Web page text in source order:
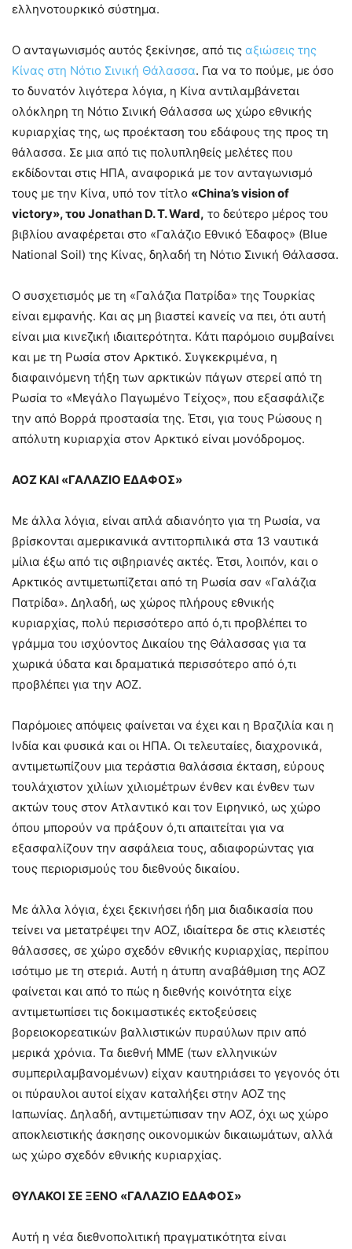
ελληνοτουρκικό σύστημα.
Ο ανταγωνισμός αυτός ξεκίνησε, από τις αξιώσεις της
Κίνας στη Νότιο Σινική Θάλασσα. Για να το πούμε, με όσο
το δυνατόν λιγότερα λόγια, η Κίνα αντιλαμβάνεται
ολόκληρη τη Νότιο Σινική Θάλασσα ως χώρο εθνικής
κυριαρχίας της, ως προέκταση του εδάφους της προς τη
θάλασσα. Σε μια από τις πολυπληθείς μελέτες που
εκδίδονται στις ΗΠΑ, αναφορικά με τον ανταγωνισμό
τους με την Κίνα, υπό τον τίτλο «China’s vision of
victory», του Jonathan D. T. Ward, το δεύτερο μέρος του
βιβλίου αναφέρεται στο «Γαλάζιο Εθνικό Έδαφος» (Blue
National Soil) της Κίνας, δηλαδή τη Νότιο Σινική Θάλασσα.
Ο συσχετισμός με τη «Γαλάζια Πατρίδα» της Τουρκίας
είναι εμφανής. Και ας μη βιαστεί κανείς να πει, ότι αυτή
είναι μια κινεζική ιδιαιτερότητα. Κάτι παρόμοιο συμβαίνει
και με τη Ρωσία στον Αρκτικό. Συγκεκριμένα, η
διαφαινόμενη τήξη των αρκτικών πάγων στερεί από τη
Ρωσία το «Μεγάλο Παγωμένο Τείχος», που εξασφάλιζε
την από Βορρά προστασία της. Έτσι, για τους Ρώσους η
απόλυτη κυριαρχία στον Αρκτικό είναι μονόδρομος.
ΑΟΖ ΚΑΙ «ΓΑΛΑΖΙΟ ΕΔΑΦΟΣ»
Με άλλα λόγια, είναι απλά αδιανόητο για τη Ρωσία, να
βρίσκονται αμερικανικά αντιτορπιλικά στα 13 ναυτικά
μίλια έξω από τις σιβηριανές ακτές. Έτσι, λοιπόν, και ο
Αρκτικός αντιμετωπίζεται από τη Ρωσία σαν «Γαλάζια
Πατρίδα». Δηλαδή, ως χώρος πλήρους εθνικής
κυριαρχίας, πολύ περισσότερο από ό,τι προβλέπει το
γράμμα του ισχύοντος Δικαίου της Θάλασσας για τα
χωρικά ύδατα και δραματικά περισσότερο από ό,τι
προβλέπει για την ΑΟΖ.
Παρόμοιες απόψεις φαίνεται να έχει και η Βραζιλία και η
Ινδία και φυσικά και οι ΗΠΑ. Οι τελευταίες, διαχρονικά,
αντιμετωπίζουν μια τεράστια θαλάσσια έκταση, εύρους
τουλάχιστον χιλίων χιλιομέτρων ένθεν και ένθεν των
ακτών τους στον Ατλαντικό και τον Ειρηνικό, ως χώρο
όπου μπορούν να πράξουν ό,τι απαιτείται για να
εξασφαλίζουν την ασφάλεια τους, αδιαφορώντας για
τους περιορισμούς του διεθνούς δικαίου.
Με άλλα λόγια, έχει ξεκινήσει ήδη μια διαδικασία που
τείνει να μετατρέψει την ΑΟΖ, ιδιαίτερα δε στις κλειστές
θάλασσες, σε χώρο σχεδόν εθνικής κυριαρχίας, περίπου
ισότιμο με τη στεριά. Αυτή η άτυπη αναβάθμιση της ΑΟΖ
φαίνεται και από το πώς η διεθνής κοινότητα είχε
αντιμετωπίσει τις δοκιμαστικές εκτοξεύσεις
βορειοκορεατικών βαλλιστικών πυραύλων πριν από
μερικά χρόνια. Τα διεθνή ΜΜΕ (των ελληνικών
συμπεριλαμβανομένων) είχαν καυτηριάσει το γεγονός ότι
οι πύραυλοι αυτοί είχαν καταλήξει στην ΑΟΖ της
Ιαπωνίας. Δηλαδή, αντιμετώπισαν την ΑΟΖ, όχι ως χώρο
αποκλειστικής άσκησης οικονομικών δικαιωμάτων, αλλά
ως χώρο σχεδόν εθνικής κυριαρχίας.
ΘΥΛΑΚΟΙ ΣΕ ΞΕΝΟ «ΓΑΛΑΖΙΟ ΕΔΑΦΟΣ»
Αυτή η νέα διεθνοπολιτική πραγματικότητα είναι